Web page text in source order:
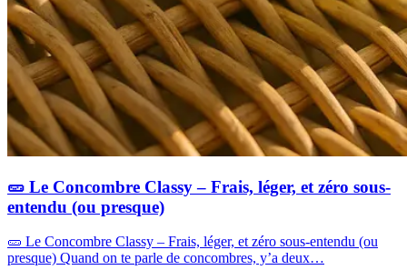
🥒 Le Concombre Classy – Frais, léger, et zéro sous-
entendu (ou presque)
🥒 Le Concombre Classy – Frais, léger, et zéro sous-entendu (ou
presque) Quand on te parle de concombres, y’a deux…